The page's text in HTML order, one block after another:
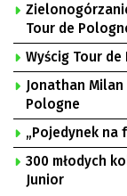
Tour de
Wyścig Tour
Jonathan
Pologne
„Pojedynek na
300 młodych
Junior